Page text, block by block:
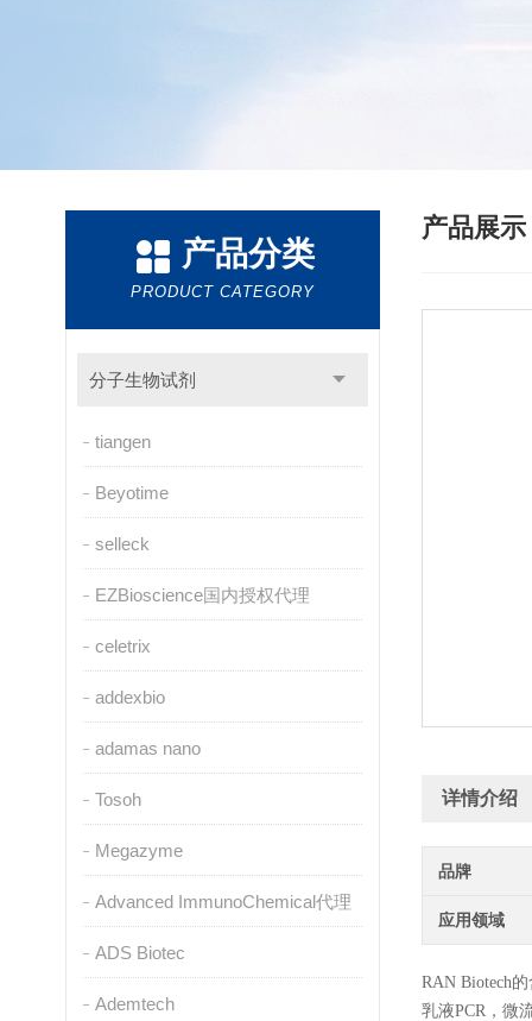
产品分类
PRODUCT CATEGORY
分子生物试剂
tiangen
Beyotime
selleck
EZBioscience国内授权代理
celetrix
addexbio
adamas nano
Tosoh
Megazyme
Advanced ImmunoChemical代理
ADS Biotec
Ademtech
产品展示
详情介绍
品牌
应用领域
RAN Biotech
乳液PCR，微